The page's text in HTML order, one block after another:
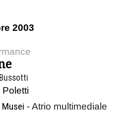
2003
- Atrio multimediale